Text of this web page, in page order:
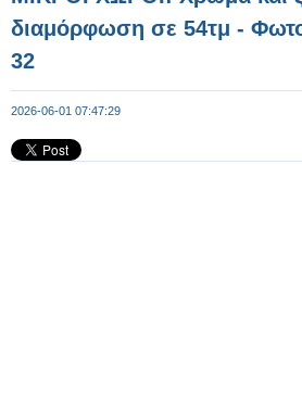
διαμόρφωση σε 54τμ -
32
2026-06-01 07:47:29